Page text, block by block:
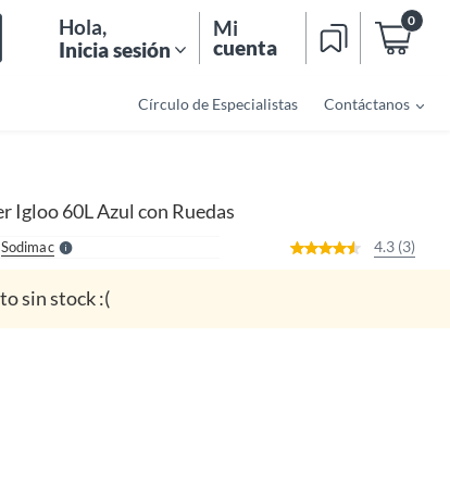
Hola,
Inicia sesión
Mi
cuenta
0
Círculo de Especialistas Contáctanos
Igloo 60L Azul con Ruedas
SodimacS
l
4.3 (3)
sin stock :(